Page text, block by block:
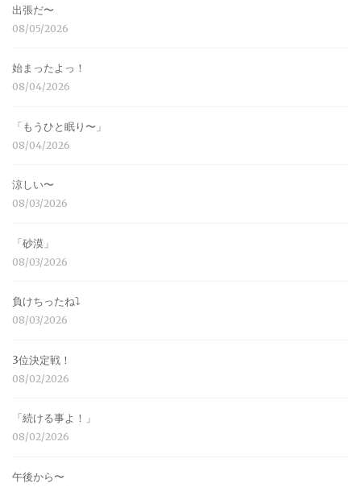
出張だ〜
08/05/2026
始まったよっ！
08/04/2026
「もうひと眠り〜」
08/04/2026
涼しい〜
08/03/2026
「砂漠」
08/03/2026
負けちったね⤵︎
08/03/2026
3位決定戦！
08/02/2026
「続ける事よ！」
08/02/2026
午後から〜